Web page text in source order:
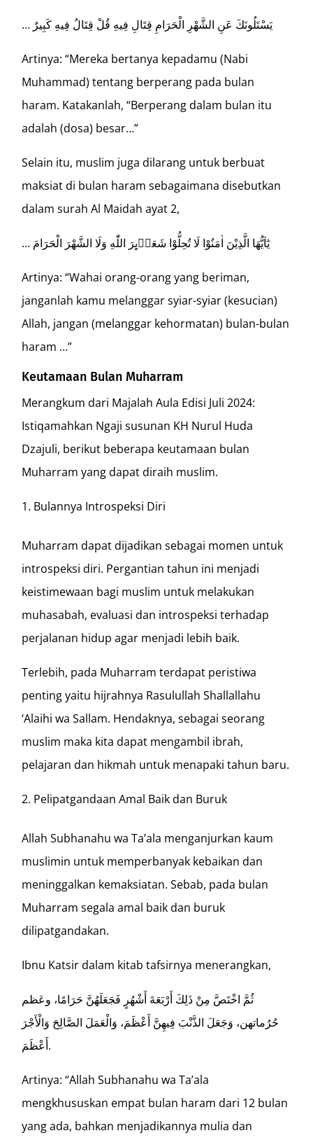
… يَسْتَلُونَكَ عَنِ الشَّهْرِ الْحَرَامِ قِتَالِ فِيهِ قُلْ قِتَالُ فِيهِ كَبِيرٌ
Artinya: “Mereka bertanya kepadamu (Nabi
Muhammad) tentang berperang pada bulan
haram. Katakanlah, “Berperang dalam bulan itu
adalah (dosa) besar…”
Selain itu, muslim juga dilarang untuk berbuat
maksiat di bulan haram sebagaimana disebutkan
dalam surah Al Maidah ayat 2,
… يٰٓاَيُّهَا الَّذِيْنَ اٰمَنُوْا لَا تُحِلُّوْا شَعَاۤىِٕرَ اللّٰهِ وَلَا الشَّهْرَ الْحَرَامَ
Artinya: “Wahai orang-orang yang beriman,
janganlah kamu melanggar syiar-syiar (kesucian)
Allah, jangan (melanggar kehormatan) bulan-bulan
haram …”
Keutamaan Bulan Muharram
Merangkum dari Majalah Aula Edisi Juli 2024:
Istiqamahkan Ngaji susunan KH Nurul Huda
Dzajuli, berikut beberapa keutamaan bulan
Muharram yang dapat diraih muslim.
Bulannya Introspeksi Diri
Muharram dapat dijadikan sebagai momen untuk
introspeksi diri. Pergantian tahun ini menjadi
keistimewaan bagi muslim untuk melakukan
muhasabah, evaluasi dan introspeksi terhadap
perjalanan hidup agar menjadi lebih baik.
Terlebih, pada Muharram terdapat peristiwa
penting yaitu hijrahnya Rasulullah Shallallahu
‘Alaihi wa Sallam. Hendaknya, sebagai seorang
muslim maka kita dapat mengambil ibrah,
pelajaran dan hikmah untuk menapaki tahun baru.
Pelipatgandaan Amal Baik dan Buruk
Allah Subhanahu wa Ta’ala menganjurkan kaum
muslimin untuk memperbanyak kebaikan dan
meninggalkan kemaksiatan. Sebab, pada bulan
Muharram segala amal baik dan buruk
dilipatgandakan.
Ibnu Katsir dalam kitab tafsirnya menerangkan,
ثُمَّ اخْتَصَّ مِنْ ذَلِكَ أَرْبَعَةَ أَشْهُرٍ فَجَعَلَهُنَّ حَرَامًا، وعَظم
حُرُماتهن، وَجَعَلَ الذَّنْبَ فِيهِنَّ أَعْظَمَ، وَالْعَمَلَ الصَّالِحَ وَالْأَجْرَ
أَعْظَمَ.
Artinya: “Allah Subhanahu wa Ta’ala
mengkhususkan empat bulan haram dari 12 bulan
yang ada, bahkan menjadikannya mulia dan